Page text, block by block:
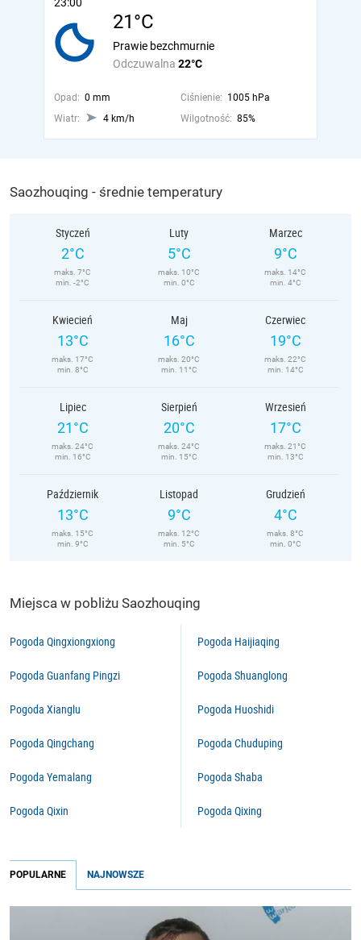
21°C
Odczuwalna 22°C
Prawie bezchmurnie
Opad: 0 mm Ciśnienie: 1005 hPa
Wiatr:
4 km/h Wilgotność: 85%
Saozhouqing - średnie temperatury
Styczeń
2°C
maks. 7°C
min. -2°C
Luty
5°C
maks. 10°C
min. 0°C
Marzec
9°C
maks. 14°C
min. 4°C
Kwiecień
13°C
maks. 17°C
min. 8°C
Maj
16°C
maks. 20°C
min. 11°C
Czerwiec
19°C
maks. 22°C
min. 14°C
Lipiec
21°C
maks. 24°C
min. 16°C
Sierpień
20°C
maks. 24°C
min. 15°C
Wrzesień
17°C
maks. 21°C
min. 13°C
Październik
13°C
maks. 15°C
min. 9°C
Listopad
9°C
maks. 12°C
min. 5°C
Grudzień
4°C
maks. 8°C
min. 0°C
Miejsca w pobliżu Saozhouqing
Pogoda Qingxiongxiong
Pogoda Guanfang Pingzi
Pogoda Xianglu
Pogoda Qingchang
Pogoda Yemalang
Pogoda Qixin
Pogoda Haijiaqing
Pogoda Shuanglong
Pogoda Huoshidi
Pogoda Chuduping
Pogoda Shaba
Pogoda Qixing
POPULARNE NAJNOWSZE